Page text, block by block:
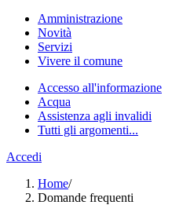
Amministrazione
Novità
Servizi
Vivere il comune
Accesso all'informazione
Acqua
Assistenza agli invalidi
Tutti gli argomenti...
Accedi
Home/
Domande frequenti